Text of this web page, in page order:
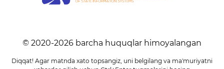
© 2020-2026 barcha huquqlar himoyalangan
Diqqat! Agar matnda xato topsangiz, uni belgilang va ma'muriyatni